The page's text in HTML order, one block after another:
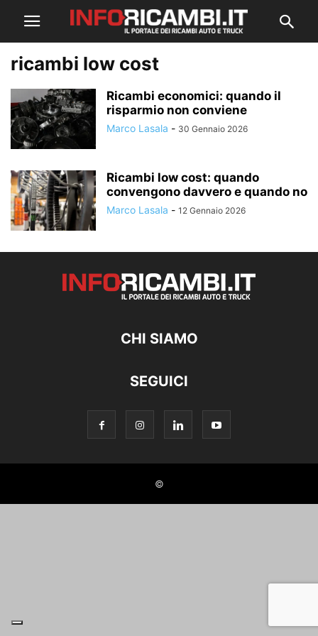
ricambi low cost
Ricambi economici: quando il
risparmio non conviene
Marco Lasala - 30 Gennaio 2026
Ricambi low cost: quando
convengono davvero e quando no
Marco Lasala - 12 Gennaio 2026
CHI SIAMO
SEGUICI
©